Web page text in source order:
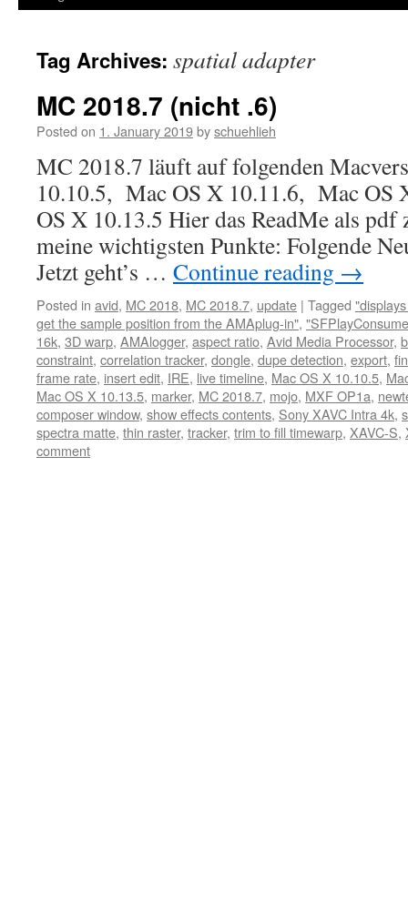
Tag Archives: spatial adapter
MC 2018.7 (nicht .6)
Posted on 1. January 2019byschuehlieh
MC 2018.7 läuft auf folgenden
10.10.5, Mac OS X 10.11.6, Mac OS
OS X 10.13.5 Hier das ReadMe als pdf
meine wichtigsten Punkte: Folgende
Jetzt geht’s … Continue reading →
Posted in avid, MC 2018, MC 2018.7, update | Tagged
get the sample position from the AMAplug-in",
16k, 3D warp, AMAlogger, aspect ratio, Avid Media Processor,
constraint, correlation tracker, dongle, dupe detection, export,
frame rate, insert edit, IRE, live timeline, Mac OS X 10.10.5,
Mac OS X 10.13.5, marker, MC 2018.7, mojo, MXF OP1a,
composer window, show effects contents, Sony XAVC Intra 4k,
spectra matte, thin raster, tracker, trim to fill timewarp, XAVC-S,
comment